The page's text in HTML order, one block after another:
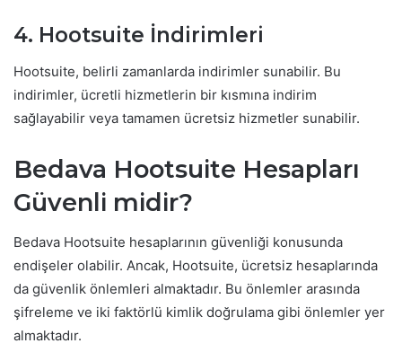
4. Hootsuite İndirimleri
Hootsuite, belirli zamanlarda indirimler sunabilir. Bu
indirimler, ücretli hizmetlerin bir kısmına indirim
sağlayabilir veya tamamen ücretsiz hizmetler sunabilir.
Bedava Hootsuite Hesapları
Güvenli midir?
Bedava Hootsuite hesaplarının güvenliği konusunda
endişeler olabilir. Ancak, Hootsuite, ücretsiz hesaplarında
da güvenlik önlemleri almaktadır. Bu önlemler arasında
şifreleme ve iki faktörlü kimlik doğrulama gibi önlemler yer
almaktadır.